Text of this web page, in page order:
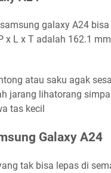
galaxy A24
x L x T adalah 162.1
atau saku agak
jarang lihatorang
tas kecil
Galaxy A24
tak bisa lepas di